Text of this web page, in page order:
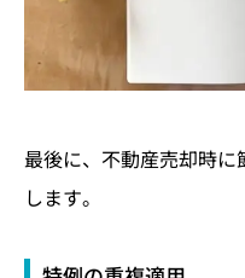
最後に、不動産売却時
します。